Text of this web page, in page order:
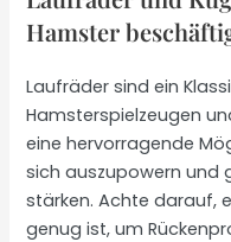
Hamster
Laufräder sind ein
Hamsterspielzeugen
eine hervorragende
sich auszupowern und
stärken. Achte darauf,
genug ist, um